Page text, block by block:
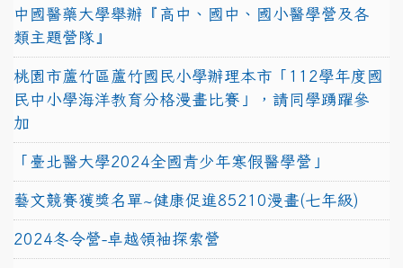
中國醫藥大學舉辦『高中、國中、國小醫學營及各
類主題營隊』
桃園市蘆竹區蘆竹國民小學辦理本市「112學年度國
民中小學海洋教育分格漫畫比賽」，請同學踴躍參
加
「臺北醫大學2024全國青少年寒假醫學營」
藝文競賽獲獎名單~健康促進85210漫畫(七年級)
2024冬令營-卓越領袖探索營